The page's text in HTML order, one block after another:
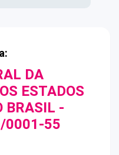
DA
ESTADOS
BRASIL -
0001-55